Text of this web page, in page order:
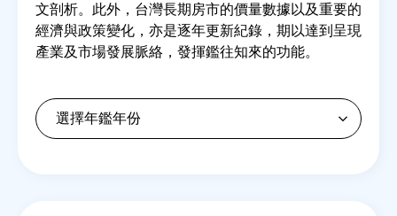
電子報
文剖析。此外，台灣長期房市的價量數據以及重要的
經濟與政策變化，亦是逐年更新紀錄，期以達到呈現
產業及市場發展脈絡，發揮鑑往知來的功能。